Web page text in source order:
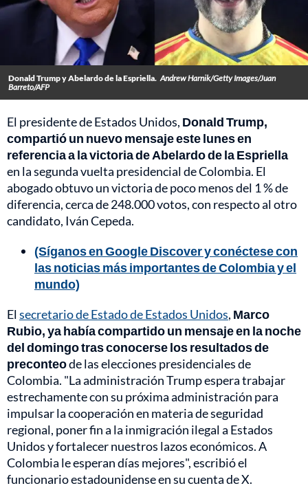
Donald Trump y Abelardo de la Espriella. Andrew Harnik/Getty Images/Juan
Barreto/AFP
El presidente de Estados Unidos, Donald Trump,
compartió un nuevo mensaje este lunes en
referencia a la victoria de Abelardo de la Espriella
en la segunda vuelta presidencial de Colombia. El
abogado obtuvo un victoria de poco menos del 1 % de
diferencia, cerca de 248.000 votos, con respecto al otro
candidato, Iván Cepeda.
(Síganos en Google Discover y conéctese con
las noticias más importantes de Colombia y el
mundo)
Elsecretario de Estado de Estados Unidos, Marco
Rubio, ya había compartido un mensaje en la noche
del domingo tras conocerse los resultados de
preconteode las elecciones presidenciales de
Colombia. "La administración Trump espera trabajar
estrechamente con su próxima administración para
impulsar la cooperación en materia de seguridad
regional, poner fin a la inmigración ilegal a Estados
Unidos y fortalecer nuestros lazos económicos. A
Colombia le esperan días mejores", escribió el
funcionario estadounidense en su cuenta de X.